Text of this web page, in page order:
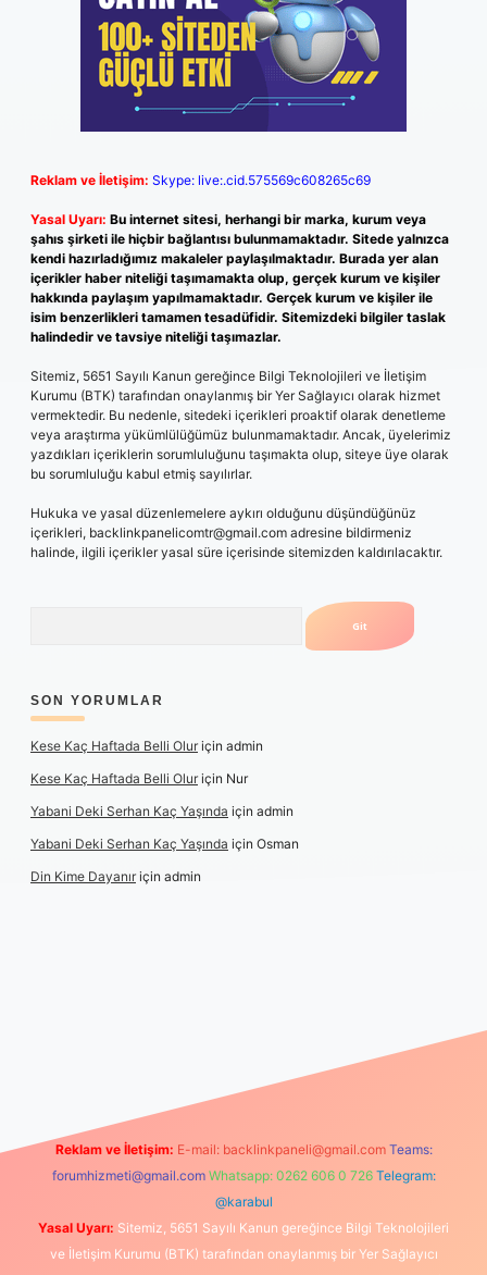
Reklam ve İletişim: Skype: live:.cid.575569c608265c69
Yasal Uyarı: Bu internet sitesi, herhangi bir marka, kurum veya
şahıs şirketi ile hiçbir bağlantısı bulunmamaktadır. Sitede yalnızca
kendi hazırladığımız makaleler paylaşılmaktadır. Burada yer alan
içerikler haber niteliği taşımamakta olup, gerçek kurum ve kişiler
hakkında paylaşım yapılmamaktadır. Gerçek kurum ve kişiler ile
isim benzerlikleri tamamen tesadüfidir. Sitemizdeki bilgiler taslak
halindedir ve tavsiye niteliği taşımazlar.
Sitemiz, 5651 Sayılı Kanun gereğince Bilgi Teknolojileri ve İletişim
Kurumu (BTK) tarafından onaylanmış bir Yer Sağlayıcı olarak hizmet
vermektedir. Bu nedenle, sitedeki içerikleri proaktif olarak denetleme
veya araştırma yükümlülüğümüz bulunmamaktadır. Ancak, üyelerimiz
yazdıkları içeriklerin sorumluluğunu taşımakta olup, siteye üye olarak
bu sorumluluğu kabul etmiş sayılırlar.
Hukuka ve yasal düzenlemelere aykırı olduğunu düşündüğünüz
içerikleri, backlinkpanelicomtr@gmail.com adresine bildirmeniz
halinde, ilgili içerikler yasal süre içerisinde sitemizden kaldırılacaktır.
SON YORUMLAR
Kese Kaç Haftada Belli Oluriçin admin
Kese Kaç Haftada Belli Oluriçin Nur
Yabani Deki Serhan Kaç Yaşında için admin
Yabani Deki Serhan Kaç Yaşında için Osman
Din Kime Dayanıriçin admin
Reklam ve İletişim: E-mail: backlinkpaneli@gmail.com Teams:
forumhizmeti@gmail.com Whatsapp: 0262 606 0 726 Telegram:
@karabul
Yasal Uyarı: Sitemiz, 5651 Sayılı Kanun gereğince Bilgi Teknolojileri
ve İletişim Kurumu (BTK) tarafından onaylanmış bir Yer Sağlayıcı